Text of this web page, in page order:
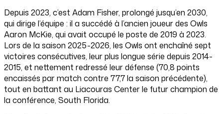
Depuis 2023, c’est Adam Fisher, prolongé jusqu’en 2030,
qui dirige l’équipe : il a succédé à l’ancien joueur des Owls
Aaron McKie, qui avait occupé le poste de 2019 à 2023.
Lors de la saison 2025-2026, les Owls ont enchaîné sept
victoires consécutives, leur plus longue série depuis 2014-
2015, et nettement redressé leur défense (70,8 points
encaissés par match contre 77,7 la saison précédente),
tout en battant au Liacouras Center le futur champion de
la conférence, South Florida.